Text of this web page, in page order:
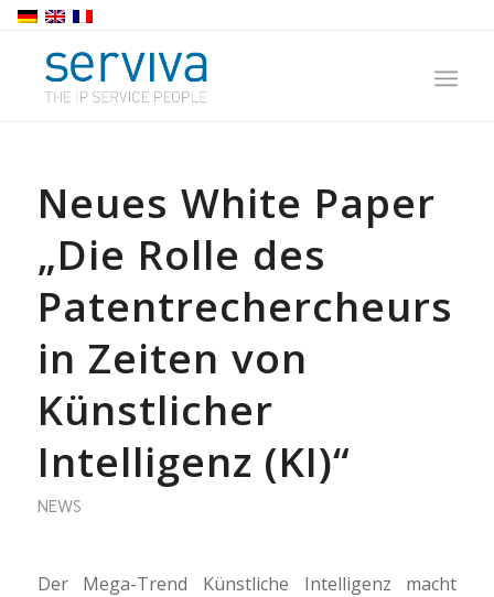
Neues White Paper
„Die Rolle des
Patentrechercheurs
in Zeiten von
Künstlicher
Intelligenz (KI)“
NEWS
Der Mega-Trend Künstliche Intelligenz macht